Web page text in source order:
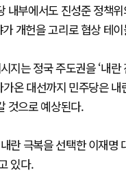
내부에서도 진성준 정책
개헌을 고리로 협상 테
지는 정국 주도권을 ‘내
온 대선까지 민주당은
것으로 예상된다.
란 극복을 선택한 이재
있다.